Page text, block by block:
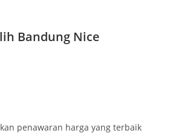
Bandung Nice
penawaran harga yang terbaik